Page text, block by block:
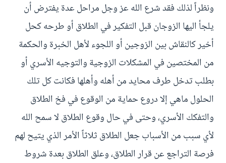
ونظراً لذلك فقد شرع الله عز وجل مراحل عدة يفترض أن
يلجأ اليها الزوجان قبل التفكير في الطلاق أو طرحه كحل
أخير كالنقاش بين الزوجين أو اللجوء لأهل الخبرة والحكمة
من المختصين في المشكلات الزوجية والتوجيه الأسري أو
بطلب تدخل طرف محايد من أهله وأهلها فكانت كل تلك
الحلول ماهي إلا دروع حماية من الوقوع في فخ الطلاق
والتفكك الأسري، وحتى في حال وقوع الطلاق لا سمح الله
لأي سبب من الأسباب جعل الطلاق ثلاثاً الأمر الذي يتيح لهم
فرصة التراجع عن قرار الطلاق، وعلق الطلاق بعدة شروط